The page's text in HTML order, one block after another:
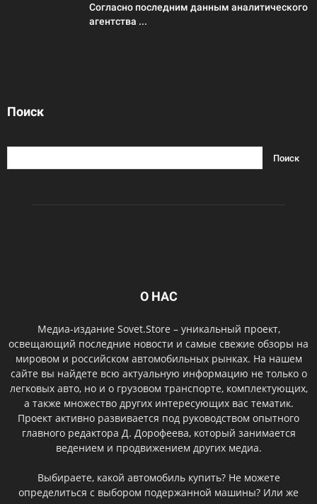
Согласно последним данным аналитического
агентства ...
Поиск
О НАС
Медиа-издание Sovet.Store – уникальный проект,
освещающий последние новости и самые свежие обзоры на
мировом и российском автомобильных рынках. На нашем
сайте вы найдете всю актуальную информацию не только о
легковых авто, но и о грузовом транспорте, комплектующих,
а также множество других интересующих вас тематик.
Проект активно развивается под руководством опытного
главного редактора Д. Дорофеева, который занимается
ведением и продвижением других медиа.
Выбираете, какой автомобиль купить? Не можете
определиться с выбором подержанной машины? Или же